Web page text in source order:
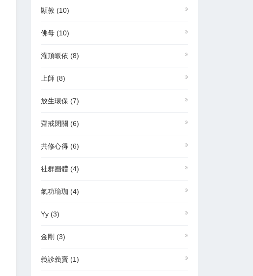
顯教 (10)
佛母 (10)
灌頂皈依 (8)
上師 (8)
放生環保 (7)
齋戒閉關 (6)
共修心得 (6)
社群團體 (4)
氣功瑜珈 (4)
Yy (3)
金剛 (3)
義診義賣 (1)